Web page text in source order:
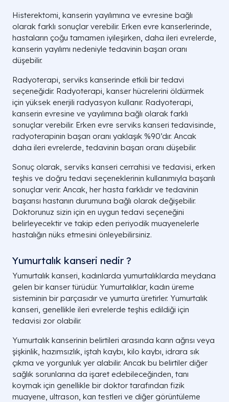
Histerektomi, kanserin yayılımına ve evresine bağlı
olarak farklı sonuçlar verebilir. Erken evre kanserlerinde,
hastaların çoğu tamamen iyileşirken, daha ileri evrelerde,
kanserin yayılımı nedeniyle tedavinin başarı oranı
düşebilir.
Radyoterapi, serviks kanserinde etkili bir tedavi
seçeneğidir. Radyoterapi, kanser hücrelerini öldürmek
için yüksek enerjili radyasyon kullanır. Radyoterapi,
kanserin evresine ve yayılımına bağlı olarak farklı
sonuçlar verebilir. Erken evre serviks kanseri tedavisinde,
radyoterapinin başarı oranı yaklaşık %90’dır. Ancak
daha ileri evrelerde, tedavinin başarı oranı düşebilir.
Sonuç olarak, serviks kanseri cerrahisi ve tedavisi, erken
teşhis ve doğru tedavi seçeneklerinin kullanımıyla başarılı
sonuçlar verir. Ancak, her hasta farklıdır ve tedavinin
başarısı hastanın durumuna bağlı olarak değişebilir.
Doktorunuz sizin için en uygun tedavi seçeneğini
belirleyecektir ve takip eden periyodik muayenelerle
hastalığın nüks etmesini önleyebilirsiniz.
Yumurtalık kanseri nedir ?
Yumurtalık kanseri, kadınlarda yumurtalıklarda meydana
gelen bir kanser türüdür. Yumurtalıklar, kadın üreme
sisteminin bir parçasıdır ve yumurta üretirler. Yumurtalık
kanseri, genellikle ileri evrelerde teşhis edildiği için
tedavisi zor olabilir.
Yumurtalık kanserinin belirtileri arasında karın ağrısı veya
şişkinlik, hazımsızlık, iştah kaybı, kilo kaybı, idrara sık
çıkma ve yorgunluk yer alabilir. Ancak bu belirtiler diğer
sağlık sorunlarına da işaret edebileceğinden, tanı
koymak için genellikle bir doktor tarafından fizik
muayene, ultrason, kan testleri ve diğer görüntüleme